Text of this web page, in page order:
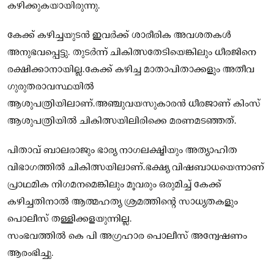
കഴിക്കുകയായിരുന്നു.
കേക്ക് കഴിച്ചയുടൻ ഇവർക്ക് ശാരീരിക അവശതകള്‍
അനുഭവപ്പെട്ടു. തുടർന്ന് ചികിത്സതേടിയെങ്കിലും ധീരജിനെ
രക്ഷിക്കാനായില്ല.കേക്ക് കഴിച്ച മാതാപിതാക്കളും അതീവ
ഗുരുതരാവസ്ഥയില്‍
ആശുപത്രിയിലാണ്.അഞ്ചുവയസുകാരൻ ധീരജാണ് കിംസ്
ആശുപത്രിയില്‍ ചികിത്സയിലിരിക്കെ മരണമടഞ്ഞത്.
പിതാവ് ബാലരാജും ഭാര്യ നാഗലക്ഷ്മിയും അത്യാഹിത
വിഭാഗത്തില്‍ ചികിത്സയിലാണ്.ഭക്ഷ്യ വിഷബാധയെന്നാണ്
പ്രാഥമിക നിഗമനമെങ്കിലും മൂവരും ഒരുമിച്ച്‌ കേക്ക്
കഴിച്ചതിനാല്‍ ആത്മഹത്യ ശ്രമത്തിന്റെ സാധ്യതകളും
പൊലീസ് തള്ളിക്കളയുന്നില്ല.
സംഭവത്തില്‍ കെ പി അഗ്രഹാര പൊലീസ് അന്വേഷണം
ആരംഭിച്ചു.